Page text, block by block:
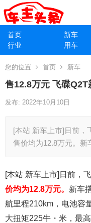
首页 新车
行业
用车
您的位置 首页 新车
售12.8万元 飞碟Q2T
发布: 2022年10月10日
[本站 新车上市]日前，
售价均为12.8万元。
[本站 新车上市]日前，
价均为12.8万元。 新车
航里程210km，电池容
大扭矩225牛・米，最